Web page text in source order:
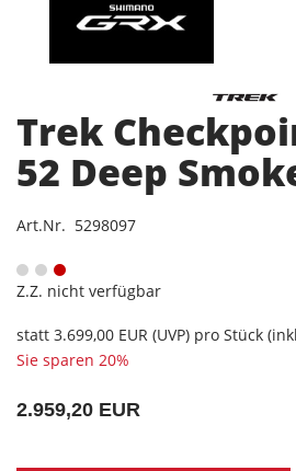
Trek
52 Deep
Art.Nr. 5298097
Z.Z. nicht verfügbar
statt 3.699,00 EUR (UVP) pro Stück
Sie sparen 20%
2.959,20 EUR